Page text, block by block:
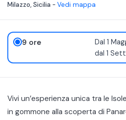
Milazzo, Sicilia - Vedi mappa
9 ore
Dal 1
dal 1
Vivi un’esperienza unica tra le
in gommone alla scoperta di